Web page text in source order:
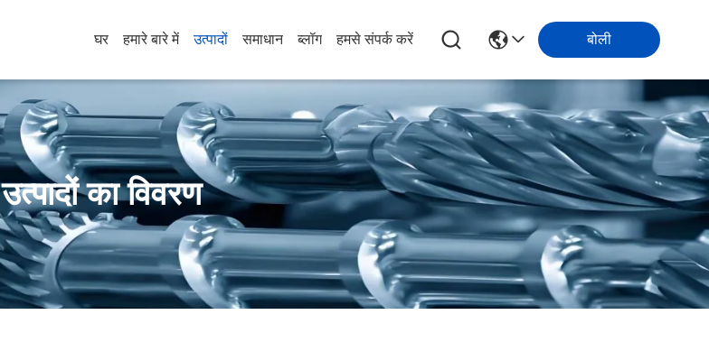
घर हमारे बारे में उत्पादों समाधान ब्लॉग हमसे संपर्क करें बोली
उत्पादों का विवरण